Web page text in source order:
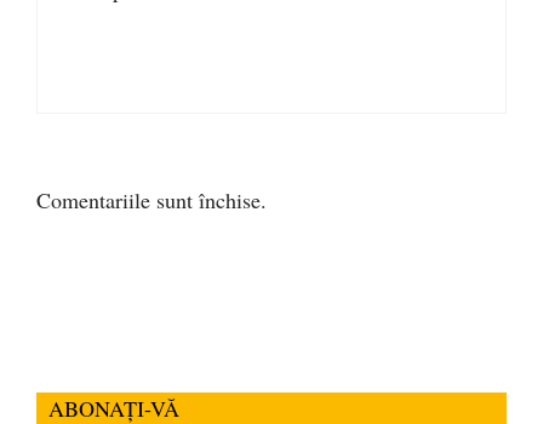
Comentariile sunt închise.
ABONAȚI-VĂ